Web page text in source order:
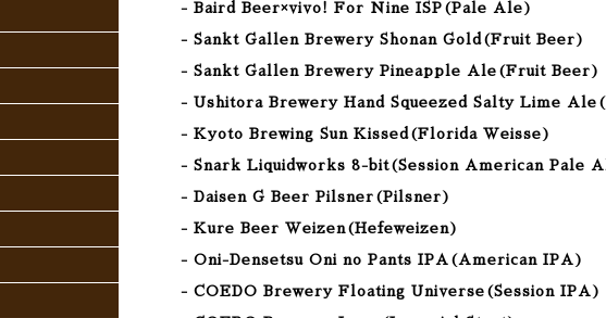
- Baird Beer×vivo! For Nine ISP(Pale Ale)
- Sankt Gallen Brewery Shonan Gold(Fruit Beer)
- Sankt Gallen Brewery Pineapple Ale (Fruit Beer)
- Ushitora Brewery Hand Squeezed Salty Lime
- Kyoto Brewing Sun Kissed(Florida Weisse)
- Snark Liquidworks 8-bit(Session American Pale
- Daisen G Beer Pilsner(Pilsner)
- Kure Beer Weizen(Hefeweizen)
- Oni-Densetsu Oni no Pants IPA(American IPA)
- COEDO Brewery Floating Universe(Session IPA)